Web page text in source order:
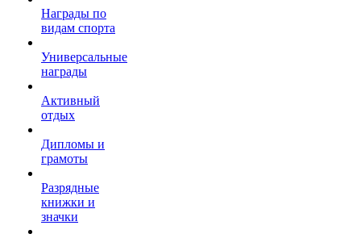
Награды по
видам спорта
Универсальные
награды
Активный
отдых
Дипломы и
грамоты
Разрядные
книжки и
значки